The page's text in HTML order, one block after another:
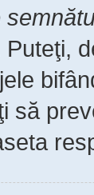
să